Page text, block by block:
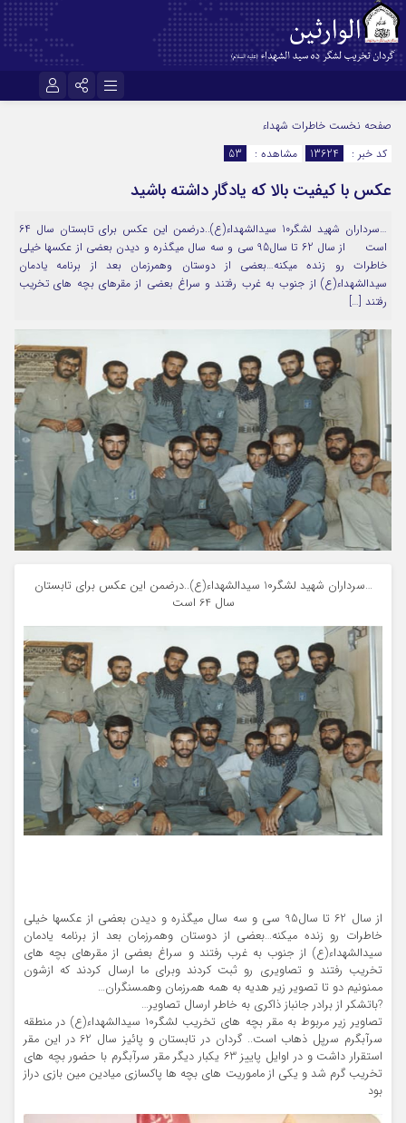
اینستاگرام
سروش
آپارات
اپلیکیشن رمز عبور
مرا به خاطر بسپار
صفحه نخست خاطرات شهداء
کد خبر :
13624 مشاهده : 53
عکس با کیفیت بالا که یادگار داشته باشید
…سرداران شهید لشگر10 سیدالشهداء(ع)..درضمن این عکس برای تابستان سال 64
است از سال 62 تا سال95 سی و سه سال میگذره و دیدن بعضی از عکسها خیلی
خاطرات رو زنده میکنه…بعضی از دوستان وهمرزمان بعد از برنامه یادمان
سیدالشهداء(ع) از جنوب به غرب رفتند و سراغ بعضی از مقرهای بچه های تخریب
رفتند […]
…سرداران شهید لشگر10 سیدالشهداء(ع)..درضمن این عکس برای تابستان
سال 64 است
از سال 62 تا سال95 سی و سه سال میگذره و دیدن بعضی از عکسها خیلی
خاطرات رو زنده میکنه…بعضی از دوستان وهمرزمان بعد از برنامه یادمان
سیدالشهداء(ع) از جنوب به غرب رفتند و سراغ بعضی از مقرهای بچه های
تخریب رفتند و تصاویری رو ثبت کردند وبرای ما ارسال کردند که ازشون
ممنونیم دو تا تصویر زیر هدیه به همه همرزمان وهمسنگران…
?باتشکر از برادر جانباز ذاکری به خاطر ارسال تصاویر…
تصاویر زیر مربوط به مقر بچه های تخریب لشگر10 سیدالشهداء(ع) در منطقه
سرآبگرم سرپل ذهاب است.. گردان در تابستان و پائیز سال 62 در این مقر
استقرار داشت و در اوایل پاییز 63 یکبار دیگر مقر سرآبگرم با حضور بچه های
تخریب گرم شد و یکی از ماموریت های بچه ها پاکسازی میادین مین بازی دراز
بود